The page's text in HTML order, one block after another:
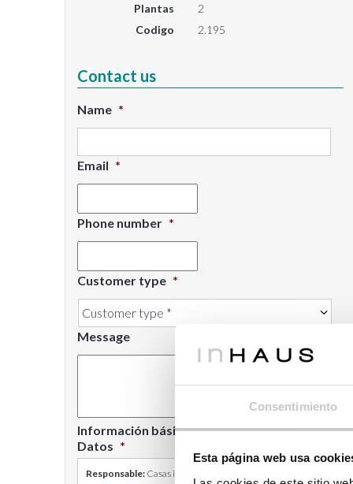
Consentimiento
Esta página web usa
Plantas
2
Codigo
2.195
Contact us
Name *
Email *
Phone number *
Customer type *
Message
Información básica sobre Protección de
Datos *
Responsable: Casas inHAUS S.L.